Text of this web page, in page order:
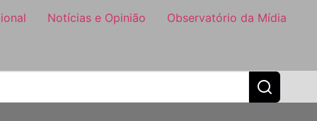
Notícias e Opinião Observatório da Mídia